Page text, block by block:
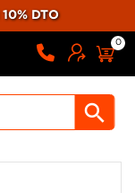
10% DTO
0